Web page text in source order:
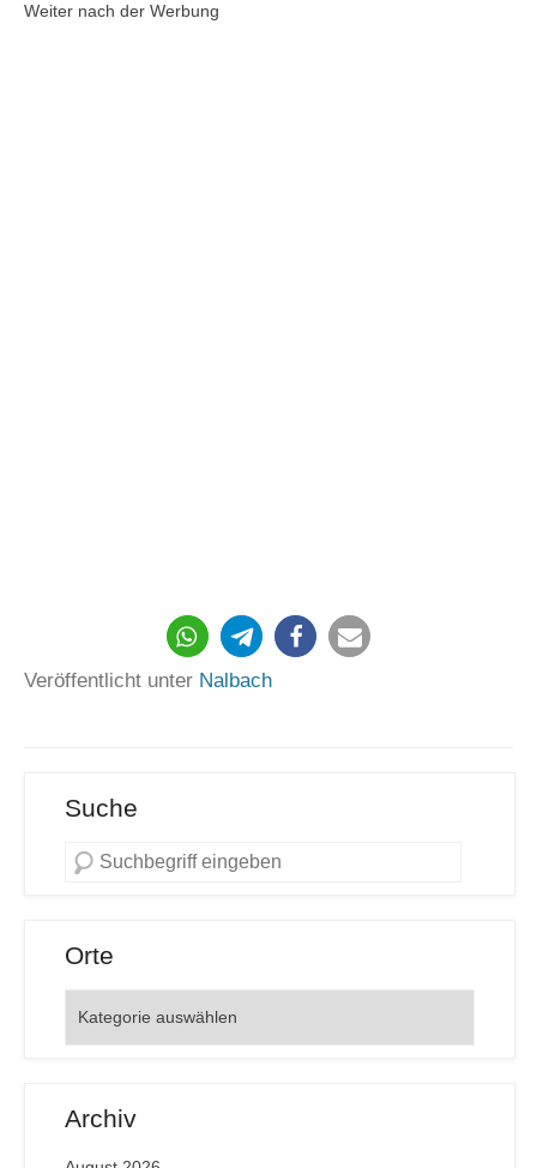
Weiter nach der Werbung
184
Veröffentlicht unter Nalbach
Suche
Orte
Archiv